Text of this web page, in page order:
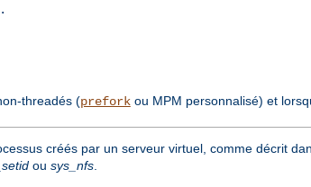
threadés (preforkou MPM personnalisé) et
créés par un serveur virtuel, comme décrit
ou sys_nfs.